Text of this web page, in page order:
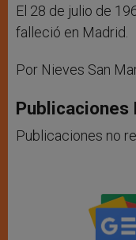
El 28 de julio de
falleció en Madrid.
Por Nieves San
Publicaciones
Publicaciones no